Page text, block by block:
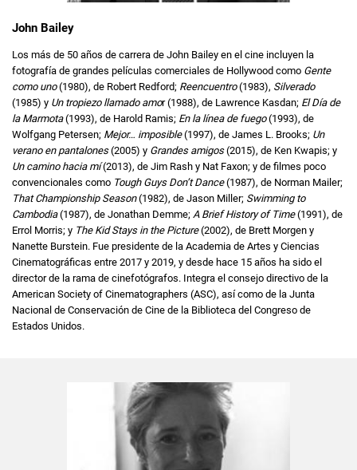
John Bailey
Los más de 50 años de carrera de John Bailey en el cine incluyen la
fotografía de grandes películas comerciales de Hollywood como Gente
como uno(1980), de Robert Redford; Reencuentro(1983), Silverado
(1985) y Un tropiezo llamado amor (1988), de Lawrence Kasdan; El Día de
la Marmota(1993), de Harold Ramis; En la línea de fuego(1993), de
Wolfgang Petersen; Mejor… imposible(1997), de James L. Brooks; Un
verano en pantalones(2005) y Grandes amigos(2015), de Ken Kwapis; y
Un camino hacia mí(2013), de Jim Rash y Nat Faxon; y de filmes poco
convencionales como Tough Guys Don’t Dance(1987), de Norman Mailer;
That Championship Season(1982), de Jason Miller; Swimming to
Cambodia(1987), de Jonathan Demme; A Brief History of Time(1991), de
Errol Morris; y The Kid Stays in the Picture(2002), de Brett Morgen y
Nanette Burstein. Fue presidente de la Academia de Artes y Ciencias
Cinematográficas entre 2017 y 2019, y desde hace 15 años ha sido el
director de la rama de cinefotógrafos. Integra el consejo directivo de la
American Society of Cinematographers (ASC), así como de la Junta
Nacional de Conservación de Cine de la Biblioteca del Congreso de
Estados Unidos.